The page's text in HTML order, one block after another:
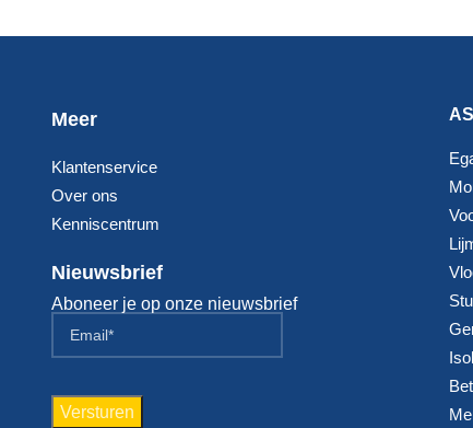
Meer
Klantenservice
Over ons
Kenniscentrum
Nieuwsbrief
Aboneer je op onze nieuwsbrief